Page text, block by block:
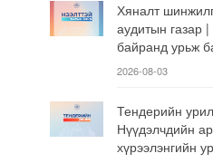
Хяналт
аудитын газар
байранд урьж
2026-08-03
Тендерийн
Нүүдэлчдийн
хүрээлэнгийн